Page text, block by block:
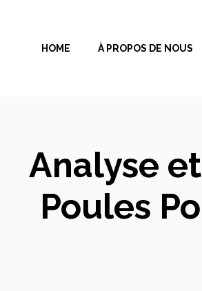
contenuHOME À PROPOS DE NOUS
Analyse
Poules